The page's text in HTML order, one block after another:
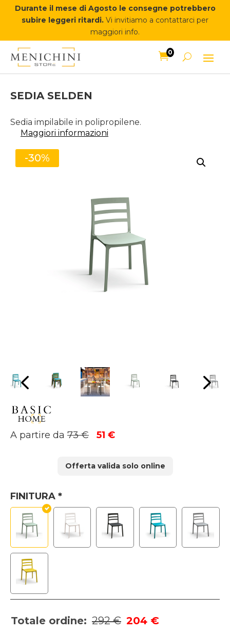
Durante il mese di Agosto le consegne potrebbero
subire leggeri ritardi. Vi invitiamo a contattarci per
maggiori info.
0
SEDIA SELDEN
Sedia impilabile in polipropilene.
Maggiori informazioni
-30%
A partire da 73€
Il
era:
51 €Il
è:
Offerta valida solo online
FINITURA *
Totale ordine: 292 € 204 €